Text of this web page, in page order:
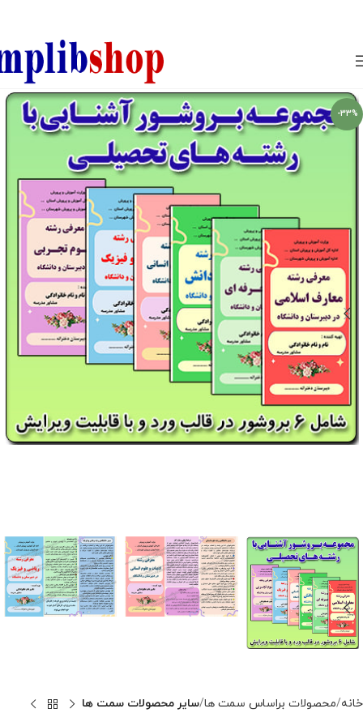
-33%
خانه محصولات براساس سمت ها سایر محصولات سمت ها